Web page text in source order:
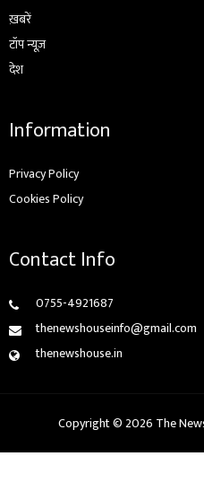
ख़बरें
टॉप न्यूज़
देश
Information
Privacy Policy
Cookies Policy
Contact Info
0755-4921687
thenewshouseinfo@gmail.com
thenewshouse.in
Copyright © 2026 The